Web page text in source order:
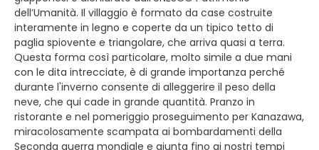
dell’Umanità. Il villaggio è formato da case costruite
interamente in legno e coperte da un tipico tetto di
paglia spiovente e triangolare, che arriva quasi a terra.
Questa forma così particolare, molto simile a due mani
con le dita intrecciate, è di grande importanza perché
durante l'inverno consente di alleggerire il peso della
neve, che qui cade in grande quantità. Pranzo in
ristorante e nel pomeriggio proseguimento per Kanazawa,
miracolosamente scampata ai bombardamenti della
Seconda guerra mondiale e giunta fino ai nostri tempi